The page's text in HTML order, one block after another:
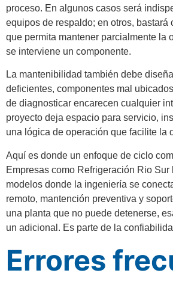
proceso. En algunos casos será
equipos de respaldo; en otros, bastará
que permita mantener parcialmente la
se interviene un componente.
La mantenibilidad también debe
deficientes, componentes mal
de diagnosticar encarecen cualquier
proyecto deja espacio para servicio,
una lógica de operación que facilite la
Aquí es donde un enfoque de ciclo
Empresas como Refrigeración Rio Sur
modelos donde la ingeniería se
remoto, mantención preventiva y
una planta que no puede detenerse,
un adicional. Es parte de la
Errores